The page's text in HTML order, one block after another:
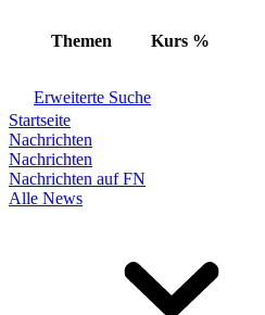
Themen Kurs %
Erweiterte Suche
Startseite
Nachrichten
Nachrichten
Nachrichten auf FN
Alle News